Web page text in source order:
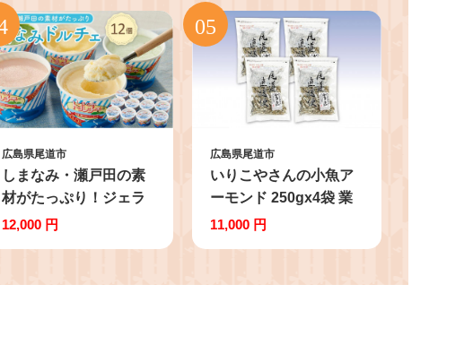
広島県尾道市
しまなみ・瀬戸田の素
材がたっぷり！ジェラ
ート12個【アイス カッ
るく レモン シャーベッ
12,000 円
広島県尾道市
いりこやさんの小魚ア
ーモンド 250gx4袋 業
務用 カルシウム 小魚
道市】
11,000 円